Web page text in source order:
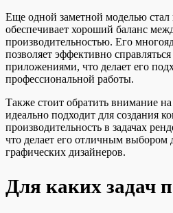
Еще одной заметной моделью стал
обеспечивает хороший баланс
производительностью. Его
позволяет эффективно
приложениями, что делает его
профессиональной работы.
Также стоит обратить внимание
идеально подходит для создания
производительность в задачах
что делает его отличным выбором
графических дизайнеров.
Для каких задач